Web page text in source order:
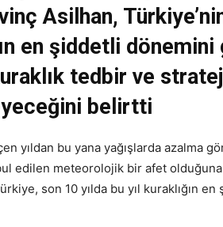
Asilhan,
en şiddetli
tedbir ve
belirtti
yıldan bu yana yağışlarda azalma
edilen meteorolojik bir afet
son 10 yılda bu yıl kuraklığın